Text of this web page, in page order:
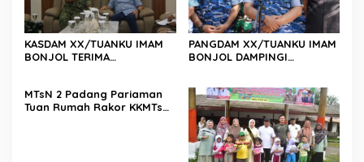
KASDAM XX/TUANKU IMAM
BONJOL TERIMA
GUSMAN, S.E., M.B.A., DI
MAKODAM
PANGDAM XX/TUANKU IMAM
BONJOL DAMPINGI
SJAHRIR
MTsN 2 Padang Pariaman
Tuan Rumah Rakor KKMTs